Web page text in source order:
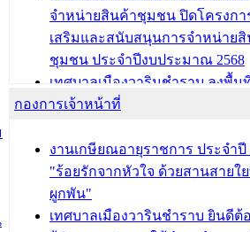
ถนนเกษมสุขและถนนประทุมเทพ
บทความ อื่นๆ ...
จำหน่ายสินค้าชุมชน ปิดโครงกา
เสริมและสนับสนุนการจำหน่าย
ชุมชน ประจำปีงบประมาณ 2568
เทศบาลเมืองวารินชำราบ ลงพื้น
น้ำดื่มแก่ผู้พักอาศัย ณ ศูนย์พักพิง
กองสวัสดิการสังคม เทศบาลเมือง
วารินชำราบ จัดโครงการอบรมอ
ระยะสั้น ประจำปี 2568 (หลักสูตรก
ถักทอผลิตภัณฑ์จากถุงพลาสติก)
กองการเจ้าหน้าที่
งานเกษียณอายุราชการ ประจำปี
"ร้อยรักจากหัวใจ ด้วยสานสายใ
ผูกพัน"
เทศบาลเมืองวารินชำราบ ยินดีต้